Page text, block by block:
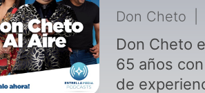
Don Cheto
Don Cheto
65 años
de